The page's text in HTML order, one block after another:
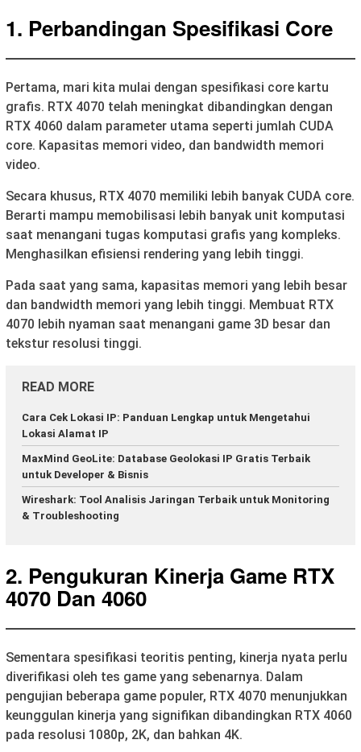
1. Perbandingan Spesifikasi Core
Pertama, mari kita mulai dengan spesifikasi core kartu
grafis. RTX 4070 telah meningkat dibandingkan dengan
RTX 4060 dalam parameter utama seperti jumlah CUDA
core. Kapasitas memori video, dan bandwidth memori
video.
Secara khusus, RTX 4070 memiliki lebih banyak CUDA core.
Berarti mampu memobilisasi lebih banyak unit komputasi
saat menangani tugas komputasi grafis yang kompleks.
Menghasilkan efisiensi rendering yang lebih tinggi.
Pada saat yang sama, kapasitas memori yang lebih besar
dan bandwidth memori yang lebih tinggi. Membuat RTX
4070 lebih nyaman saat menangani game 3D besar dan
tekstur resolusi tinggi.
READ MORE
Cara Cek Lokasi IP: Panduan Lengkap untuk Mengetahui
Lokasi Alamat IP
MaxMind GeoLite: Database Geolokasi IP Gratis Terbaik
untuk Developer & Bisnis
Wireshark: Tool Analisis Jaringan Terbaik untuk Monitoring
& Troubleshooting
2. Pengukuran Kinerja Game RTX
4070 Dan 4060
Sementara spesifikasi teoritis penting, kinerja nyata perlu
diverifikasi oleh tes game yang sebenarnya. Dalam
pengujian beberapa game populer, RTX 4070 menunjukkan
keunggulan kinerja yang signifikan dibandingkan RTX 4060
pada resolusi 1080p, 2K, dan bahkan 4K.